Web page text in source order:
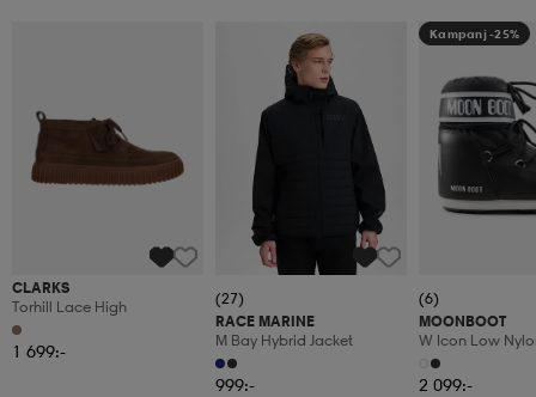
CLARKS
Torhill Lace High
1 699:-
(27)
RACE MARINE
M Bay Hybrid Jacket
999:-
Kampanj -25%
(6)
MOONBOOT
W Icon Low
2 099:-